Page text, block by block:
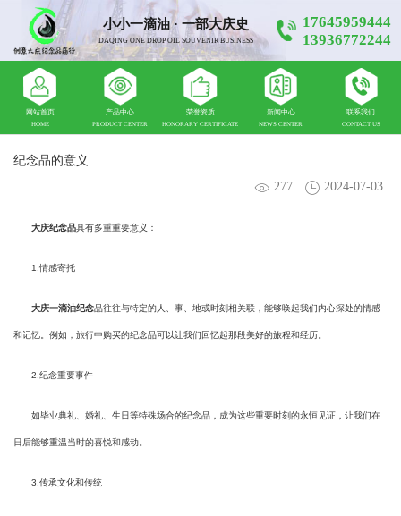
小小一滴油 · 一部大庆史
DAQING ONE DROP OIL SOUVENIR BUSINESS
17645959444
13936772244
网站首页
HOME
产品中心
PRODUCT CENTER
荣誉资质
HONORARY CERTIFICATE
新闻中心
NEWS CENTER
联系我们
CONTACT US
纪念品的意义
277
2024-07-03
大庆纪念品具有多重重要意义：
1.情感寄托
大庆一滴油纪念品往往与特定的人、事、地或时刻相关联，能够唤起我们内心深处的情感
和记忆。例如，旅行中购买的纪念品可以让我们回忆起那段美好的旅程和经历。
2.纪念重要事件
如毕业典礼、婚礼、生日等特殊场合的纪念品，成为这些重要时刻的永恒见证，让我们在
日后能够重温当时的喜悦和感动。
3.传承文化和传统